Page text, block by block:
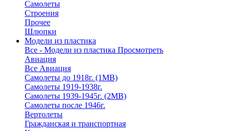
Самолеты
Строения
Прочее
Шлюпки
Модели из пластика
Все - Модели из пластика Просмотреть
Авиация
Все Авиация
Самолеты до 1918г. (1МВ)
Самолеты 1919-1938г.
Самолеты 1939-1945г. (2МВ)
Самолеты после 1946г.
Вертолеты
Гражданская и транспортная